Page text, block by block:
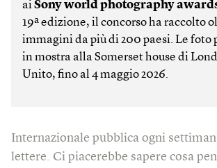
aiSony world photography
19ª edizione, il concorso ha raccolto
immagini da più di 200 paesi. Le foto
in mostra alla Somerset house di
Unito, fino al 4 maggio 2026.
Internazionale pubblica ogni
lettere. Ci piacerebbe sapere cosa